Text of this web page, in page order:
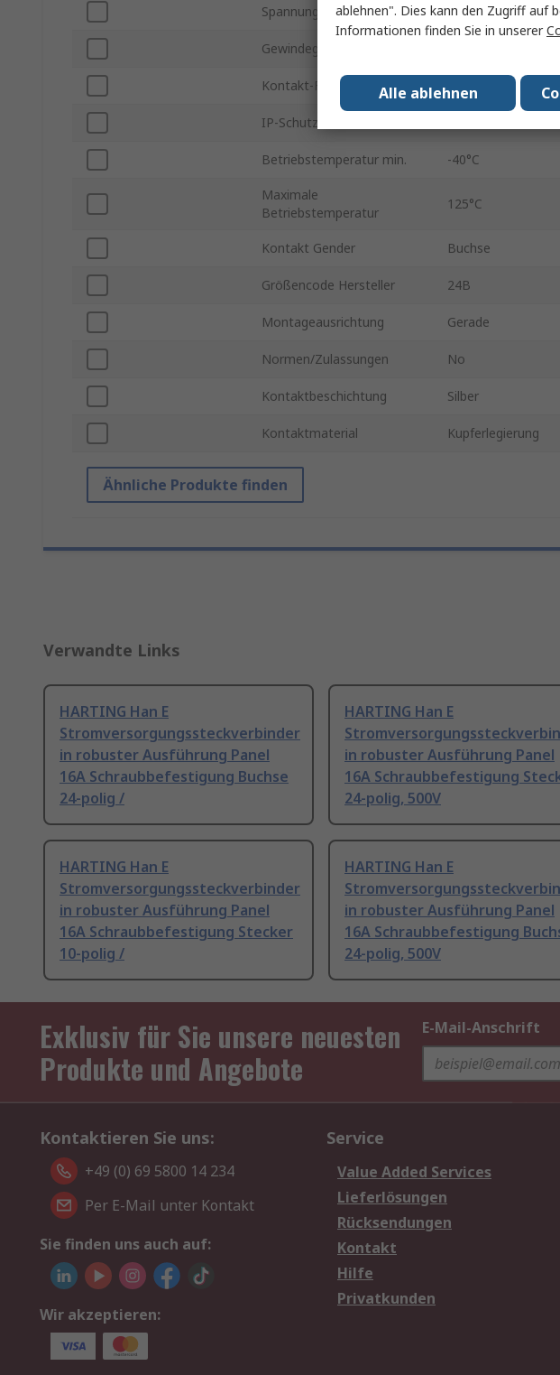
Spannung 500V
Gewindegröße
Kontakt-Format
IP-Schutzart
Betriebstemperatur min. -40°C
Maximale
Betriebstemperatur
125°C
Kontakt Gender Buchse
Größencode Hersteller 24B
Montageausrichtung Gerade
Normen/Zulassungen No
Kontaktbeschichtung Silber
Kontaktmaterial Kupferlegierung
Ähnliche Produkte finden
Verwandte Links
HARTING Han E
Stromversorgungssteckverbinder
in robuster Ausführung Panel
16A Schraubbefestigung Buchse
24-polig /
HARTING Han E
in robuster Ausführung Panel
16A Schraubbefestigung
24-polig, 500V
HARTING Han E
Stromversorgungssteckverbinder
in robuster Ausführung Panel
16A Schraubbefestigung Stecker
10-polig /
HARTING Han E
in robuster Ausführung Panel
16A Schraubbefestigung
24-polig, 500V
Exklusiv für Sie unsere neuesten
Produkte und Angebote
E-Mail-Anschrift
Kontaktieren Sie uns:
+49 (0) 69 5800 14 234
Per E-Mail unter Kontakt
Sie finden uns auch auf:
Wir akzeptieren:
Service
Value Added Services
Lieferlösungen
Rücksendungen
Kontakt
Hilfe
Privatkunden
ablehnen". Dies kann den Zugriff auf
Informationen finden Sie in unserer
Alle ablehnen